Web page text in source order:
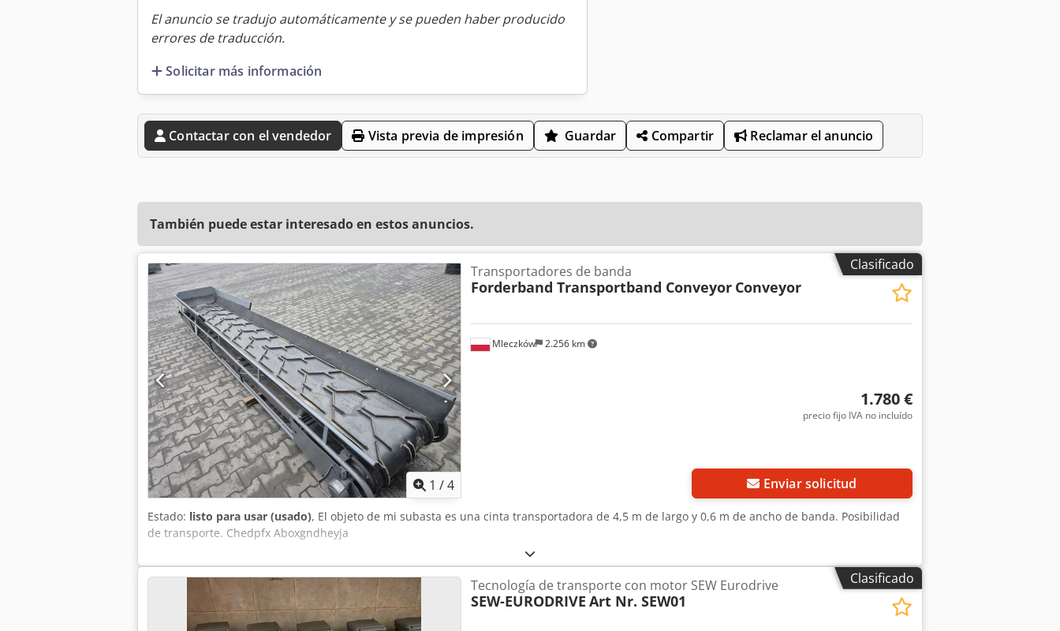
El anuncio se tradujo automáticamente y se pueden haber producido
errores de traducción.
Solicitar más información
Contactar con el vendedor Vista previa de impresión Guardar Compartir Reclamar el anuncio
También puede estar interesado en estos anuncios.
Clasificado
1 /4
Mleczków 2.256 km
Transportadores de banda
Forderband Transportband Conveyor Conveyor
1.780 €
precio fijo IVA no incluído
Enviar solicitud
Estado: listo para usar (usado), El objeto de mi subasta es una cinta transportadora de 4,5 m de largo y 0,6 m de ancho de banda. Posibilidad
de transporte. Chedpfx Aboxgndheyja
Clasificado
Tecnología de transporte con motor SEW Eurodrive
SEW-EURODRIVE Art Nr. SEW01